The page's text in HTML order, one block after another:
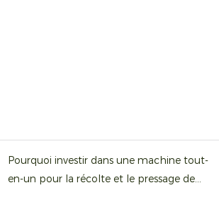
Pourquoi investir dans une machine tout-
en-un pour la récolte et le pressage de